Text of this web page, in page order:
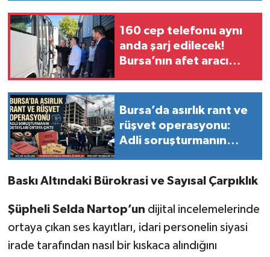
160 cep telefonu aynı
anda şarj edilecek!
Bursa’nın afet aracı
Bursa’da asırlık rant ve
rüşvet operasyonu:
Adli soruşturmanın
Baskı Altındaki Bürokrasi ve Sayısal Çarpıklık
Şüpheli Selda Nartop’un dijital incelemelerinde
ortaya çıkan ses kayıtları, idari personelin siyasi
irade tarafından nasıl bir kıskaca alındığını